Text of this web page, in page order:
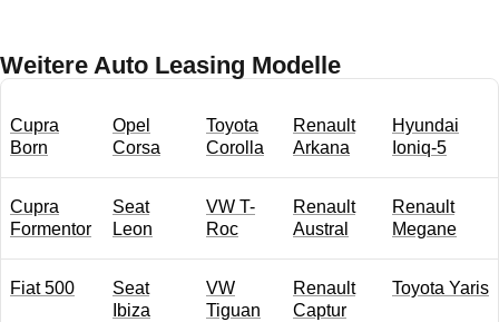
Weitere Auto Leasing Modelle
Cupra
Born
Opel
Corsa
Toyota
Corolla
Renault
Arkana
Hyundai
Ioniq-5
Cupra
Formentor
Seat
Leon
VW T-
Roc
Renault
Austral
Renault
Megane
Fiat 500
Seat
Ibiza
VW
Tiguan
Renault
Captur
Toyota Yaris